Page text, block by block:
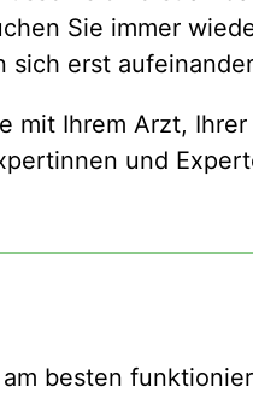
Sie immer
sich erst
mit Ihrem Arzt,
und
besten